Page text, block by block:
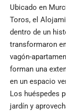
Ubicado en
Toros, el
dentro de un
transformaron
vagón-
forman una
en un espacio
Los huéspedes
jardín y